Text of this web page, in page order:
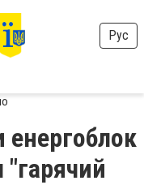
Рус
енергоблок